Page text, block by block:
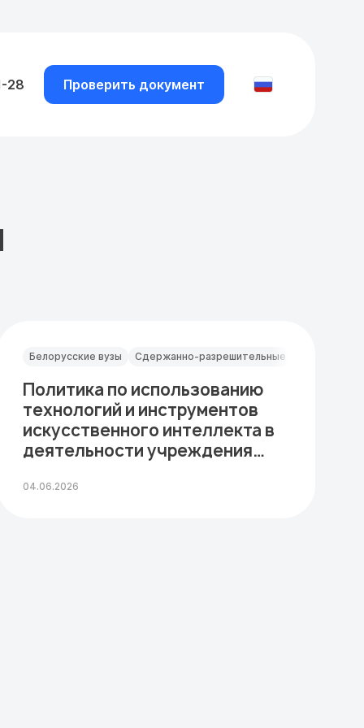
28 Проверить документ
Белорусские вузы Сдержанно-разрешительные
Политика по использованию
технологий и инструментов
искусственного интеллекта в
деятельности учреждения
04.06.2026